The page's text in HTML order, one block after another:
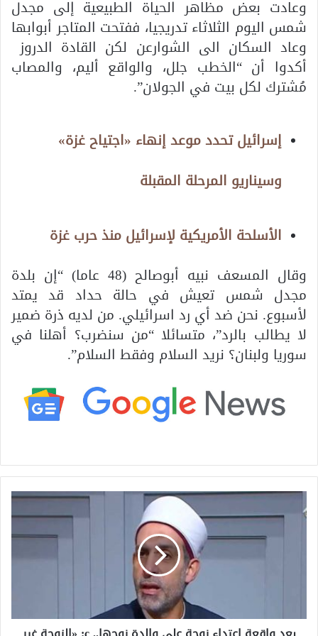
وعادت بعض مظاهر الحياة الطبيعية إلى مجدل
شمس اليوم الثلاثاء تدريجيا، ففتحت المتاجر أبوابها
وعاد السكان الى الشوارعن لكن القادة الدروز
أكدوا أن “الخطب جلل، والواقع أليم، والمصاب
مُشترك لكل بيت في الجولان”.
إسرائيل تحدد موعد إنهاء «اجتياح غزة»
وسيناريو المرحلة المقبلة
الأسلحة الأمريكية لإسرائيل منذ حرب غزة
وقال المسعف نبيه أبوصالح (48 عاما) “إن بلدة
مجدل شمس تعيش في حالة حداد قد يمتد
لأسبوع. نحن ضد أي رد اسرائيلي. من لديه ذرة ضمير
لا يطالب بالرد”، متسائلا “من سنضرب؟ أهلنا في
سوريا ولبنان؟ نريد السلام وفقط السلام”.
ع
ا